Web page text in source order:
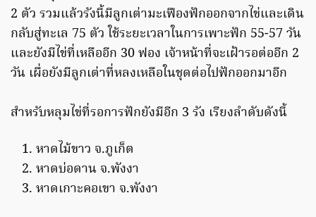
2 ตัว รวมแล้วรังนี้มีลูกเต่ามะเฟืองฟักออกจากไข่และเดิน
กลับสู่ทะเล 75 ตัว ใช้ระยะเวลาในการเพาะฟัก 55-57 วัน
และยังมีไข่ที่เหลืออีก 30 ฟอง เจ้าหน้าที่จะเฝ้ารอต่ออีก 2
วัน เผื่อยังมีลูกเต่าที่หลงเหลือในชุดต่อไปฟักออกมาอีก
สำหรับหลุมไข่ที่รอการฟักยังมีอีก 3 รัง เรียงลำดับดังนี้
หาดไม้ขาว จ.ภูเก็ต
หาดบ่อดาน จ.พังงา
หาดเกาะคอเขา จ.พังงา